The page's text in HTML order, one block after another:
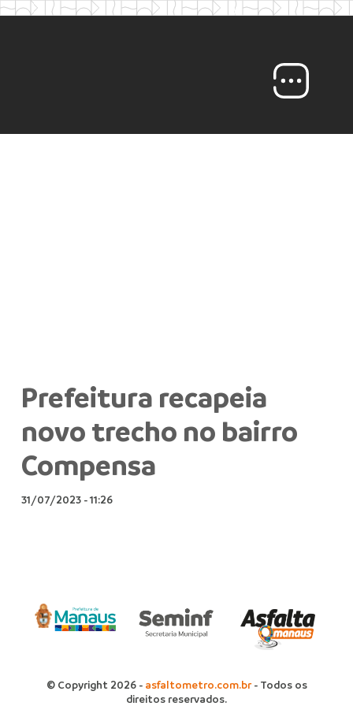
Prefeitura recapeia
novo trecho no bairro
Compensa
31/07/2023-11:26
© Copyright 2026 - asfaltometro.com.br- Todos os
direitos reservados.